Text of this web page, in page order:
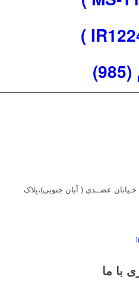
خـیابان عضــدی ( آبان جنوبی)،پلاک
با ما